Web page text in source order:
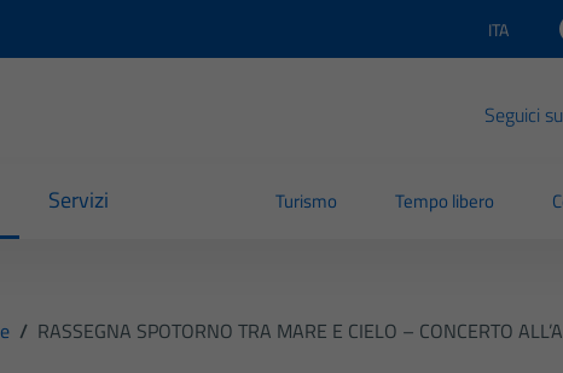
Lingua
ITA
Seguici
Servizi Turismo Tempo libero
/ RASSEGNA SPOTORNO TRA MARE E CIELO – CONCERTO